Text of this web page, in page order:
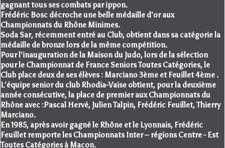
gagnant tous ses combats par ippon.
Frédéric Bosc décroche une belle médaille d'or aux
Championnats du Rhône Minimes.
Soda Sar, récemment entré au Club, obtient dans sa catégorie la
médaille de bronze lors de la même compétition.
Pour l'inauguration de la Maison du Judo, lors de la sélection
pour le Championnat de France Seniors Toutes Catégories, le
Club place deux de ses élèves : Marciano 3ème et Feuillet 4ème .
L'équipe senior du club Rhodia-Vaise obtient, pour la deuxième
année consécutive, la place de premier aux Championnats du
Rhône avec :Pascal Hervé, Julien Talpin, Frédéric Feuillet, Thierry
Marciano.
En 1985, après avoir gagné le Rhône et le Lyonnais, Frédéric
Feuillet remporte les Championnats Inter – régions Centre - Est
Toutes Catégories à Macon.